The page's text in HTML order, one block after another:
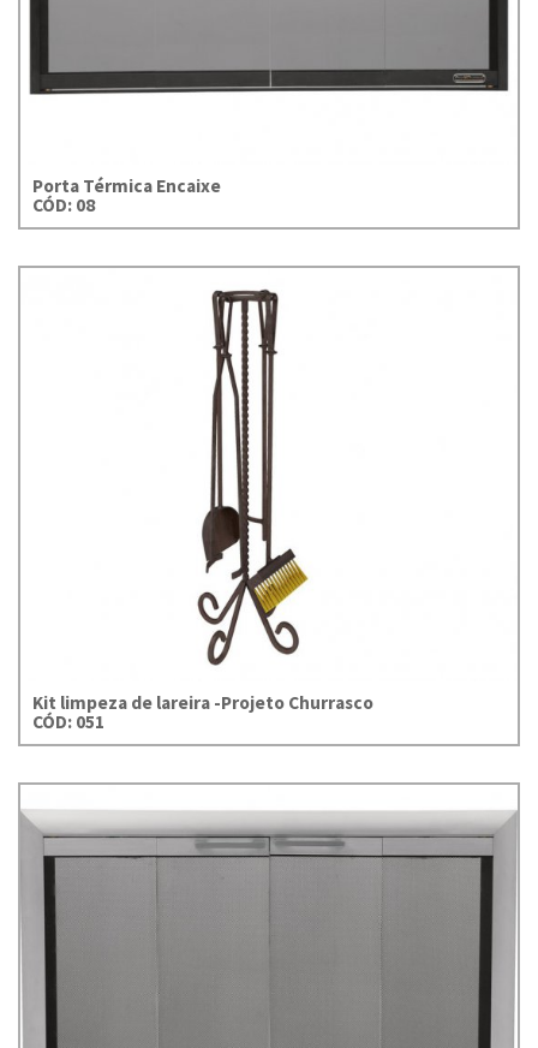
Porta Térmica Encaixe
CÓD: 08
Kit limpeza de lareira -Projeto Churrasco
CÓD: 051